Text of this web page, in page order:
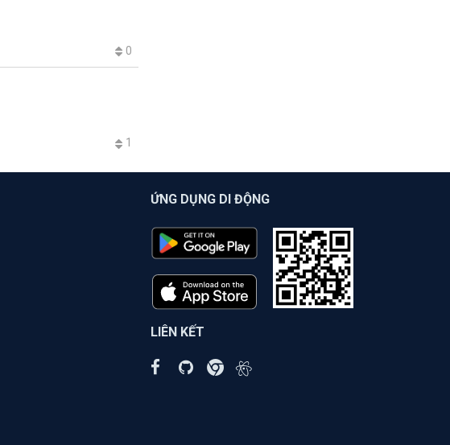
0
1
ỨNG DỤNG DI ĐỘNG
LIÊN KẾT